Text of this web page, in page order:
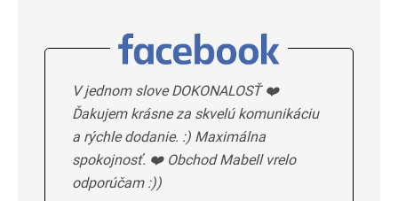
V jednom slove DOKONALOSŤ ❤️
Ďakujem krásne za skvelú komunikáciu
a rýchle dodanie. :) Maximálna
spokojnosť. ❤️ Obchod Mabell vrelo
odporúčam :))